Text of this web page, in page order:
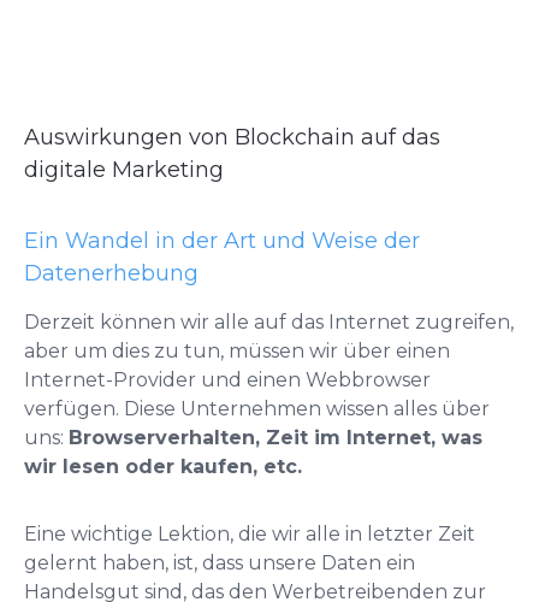
Auswirkungen von Blockchain auf das
digitale Marketing
Ein Wandel in der Art und Weise der
Datenerhebung
Derzeit können wir alle auf das Internet zugreifen,
aber um dies zu tun, müssen wir über einen
Internet-Provider und einen Webbrowser
verfügen. Diese Unternehmen wissen alles über
uns: Browserverhalten, Zeit im Internet, was
wir lesen oder kaufen, etc.
Eine wichtige Lektion, die wir alle in letzter Zeit
gelernt haben, ist, dass unsere Daten ein
Handelsgut sind, das den Werbetreibenden zur